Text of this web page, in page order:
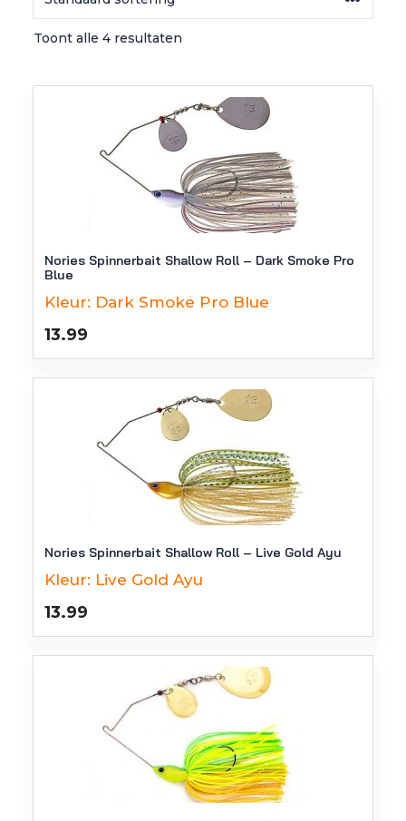
Toont alle 4 resultaten
Nories Spinnerbait Shallow Roll – Dark Smoke Pro
Blue
Kleur: Dark Smoke Pro Blue
13.99
Nories Spinnerbait Shallow Roll – Live Gold Ayu
Kleur: Live Gold Ayu
13.99